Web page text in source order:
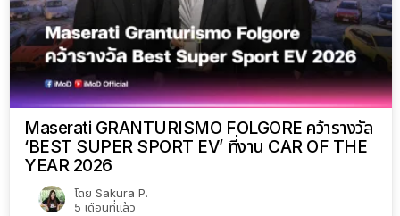
Maserati GRANTURISMO FOLGORE คว้ารางวัล
‘BEST SUPER SPORT EV’ ที่งาน CAR OF THE
YEAR 2026
โดย Sakura P.
5 เดือนที่แล้ว